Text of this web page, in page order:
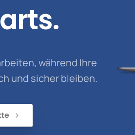
während Ihre
und sicher bleiben.